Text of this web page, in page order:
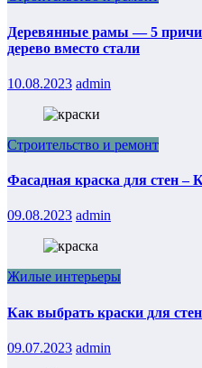
Деревянные рамы — 5
дерево вместо стали
10.08.2023 admin
Строительство и ремонт
Фасадная краска для стен
09.08.2023 admin
Жилые интерьеры
Как выбрать краски для
09.07.2023 admin